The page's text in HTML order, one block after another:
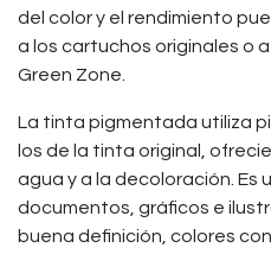
del color y el rendimiento
a los cartuchos originales o
Green Zone.
La tinta pigmentada utiliza
los de la tinta original,
agua y a la decoloración. Es
documentos, gráficos e
buena definición, colores